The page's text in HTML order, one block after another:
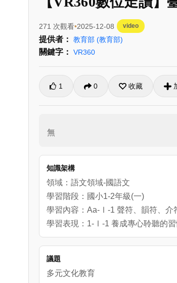
271 次觀看 2025-12-08 video
提供者： 教育部 (教育部)
關鍵字： VR360
1 0 收藏
無
知識架構
領域：語文領域-國語文
學習階段：國小1-2年級(一)
學習內容：Aa-Ⅰ-1 聲符、韻符、介
學習表現：1-Ⅰ-1 養成專心聆聽的習
議題
多元文化教育